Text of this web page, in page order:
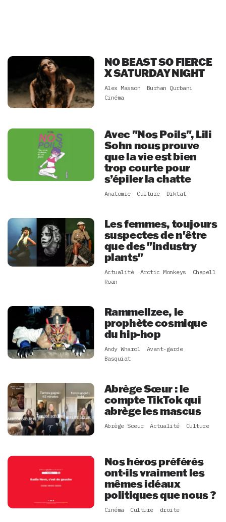
NO BEAST SO FIERCE
X SATURDAY NIGHT
Alex Masson
Burhan Qurbani
Cinéma
Avec "Nos Poils", Lili
Sohn nous prouve
que la vie est bien
trop courte pour
s’épiler la chatte
Anatomie Culture Diktat
Les femmes, toujours
suspectes de n'être
que des "industry
plants"
Actualité Arctic Monkeys
Chapell
Roan
Rammellzee, le
prophète cosmique
du hip-hop
Andy Wharol
Avant-garde
Basquiat
Abrège Sœur : le
compte TikTok qui
abrège les mascus
Abrège Soeur Actualité Culture
Nos héros préférés
ont-ils vraiment les
mêmes idéaux
politiques que nous ?
Cinéma Culture droite